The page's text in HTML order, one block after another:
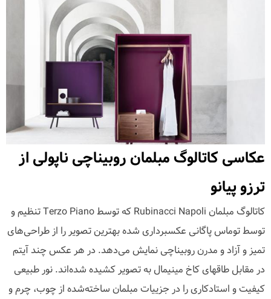
عکاسی کاتالوگ مبلمان روبیناچی ناپولی از
ترزو پیانو
کاتالوگ مبلمان Rubinacci Napoli که توسط Terzo Piano تنظیم و
توسط توماس پاگانی عکسبرداری شده بهترین تصویر را از طراحی‌های
تمیز و آزاد و مدرن روبیناچی نمایش می‌دهد. در هر عکس چند آیتم
در مقابل طاقهای کاخ مینیمال به تصویر کشیده شده‌اند. نور طبیعی
کیفیت و استادکاری را در جزییات مبلمان ساخته‌شده از چوب، چرم و